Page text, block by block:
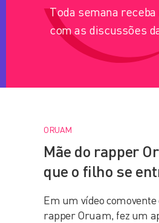
Toda semana
com as discussões
ORUAM
Mãe do rapper
que o filho se
Em um vídeo
rapper Oruam, fez um